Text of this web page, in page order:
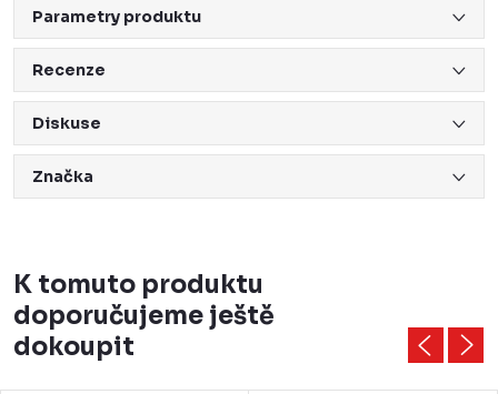
Parametry produktu
Recenze
Diskuse
Značka
K tomuto produktu
doporučujeme ještě
dokoupit